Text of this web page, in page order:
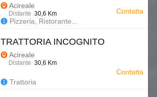
Acireale
Distante 30,6 Km
Pizzeria, Ristorante...
Contatta
TRATTORIA INCOGNITO
Acireale
Distante 30,6 Km
Trattoria
Contatta